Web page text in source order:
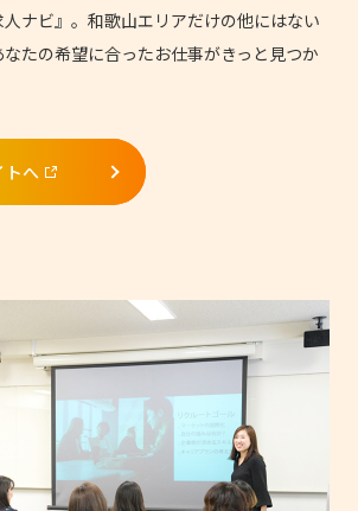
人ナビ』。和歌山エリアだけの他にはない
たの希望に合ったお仕事がきっと見つか
へ